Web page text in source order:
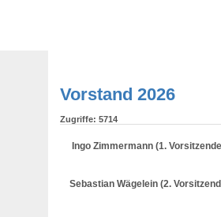
Vorstand 2026
Zugriffe: 5714
Ingo Zimmermann (1.
Sebastian Wägelein (2.